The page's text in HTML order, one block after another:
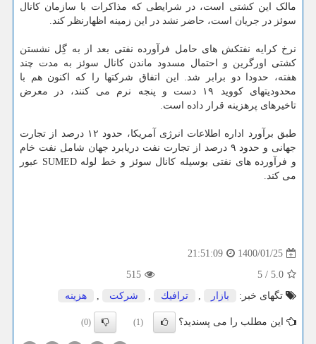
مالک این کشتی است، در شرایطی که مذاکرات با سازمان کانال
سوئز در جریان است، حاضر نشد در این زمینه اظهارنظر کند.
نرخ کرایه نفتکش های حامل فرآورده نفتی بعد از به گِل نشستن
کشتی اورگرین و احتمال مسدود ماندن کانال سوئز به مدت چند
هفته، حدودا دو برابر شد. این اتفاق شرکتها را که اکنون هم با
محدودیتهای کووید ۱۹ دست و پنجه نرم می کنند، در معرض
تاخیرهای پرهزینه قرار داده است.
طبق برآورد اداره اطلاعات انرژی آمریکا، حدود ۱۲ درصد از تجارت
جهانی و حدود ۹ درصد از تجارت نفت دریابرد جهان شامل نفت خام
و فرآورده های نفتی بوسیله کانال سوئز و خط لوله SUMED عبور
می کند.
1400/01/25
21:51:09
5.0
/
5
515
تگهای خبر:
بازار , ترافیك , شركت , هزینه
این مطلب را می پسندید؟ (1)
(0)